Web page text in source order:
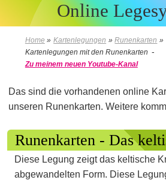
Online
Home » Kartenlegungen » Runenkarten »
Kartenlegungen mit den Runenkarten -
Zu meinem neuen Youtube-Kanal
Das sind die vorhandenen online
unseren Runenkarten. Weitere
Runenkarten - Das
Diese Legung zeigt das keltische
abgewandelten Form. Diese